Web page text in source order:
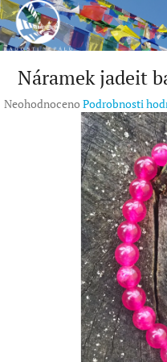
Přejít
na
obsah
Náramek jadeit
Průměrné
Neohodnoceno Podrobnosti